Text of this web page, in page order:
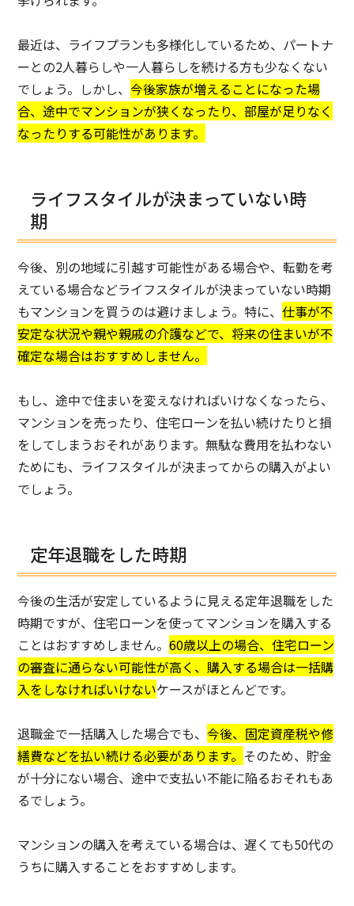
最近は、ライフプランも多様化しているため、パートナ
ーとの2人暮らしや一人暮らしを続ける方も少なくない
でしょう。しかし、今後家族が増えることになった場
合、途中でマンションが狭くなったり、部屋が足りなく
なったりする可能性があります。
ライフスタイルが決まっていない時
期
今後、別の地域に引越す可能性がある場合や、転勤を考
えている場合などライフスタイルが決まっていない時期
もマンションを買うのは避けましょう。特に、仕事が不
安定な状況や親や親戚の介護などで、将来の住まいが不
確定な場合はおすすめしません。
もし、途中で住まいを変えなければいけなくなったら、
マンションを売ったり、住宅ローンを払い続けたりと損
をしてしまうおそれがあります。無駄な費用を払わない
ためにも、ライフスタイルが決まってからの購入がよい
でしょう。
定年退職をした時期
今後の生活が安定しているように見える定年退職をした
時期ですが、住宅ローンを使ってマンションを購入する
ことはおすすめしません。60歳以上の場合、住宅ローン
の審査に通らない可能性が高く、購入する場合は一括購
入をしなければいけないケースがほとんどです。
退職金で一括購入した場合でも、今後、固定資産税や修
繕費などを払い続ける必要があります。 そのため、貯金
が十分にない場合、途中で支払い不能に陥るおそれもあ
るでしょう。
マンションの購入を考えている場合は、遅くても50代の
うちに購入することをおすすめします。